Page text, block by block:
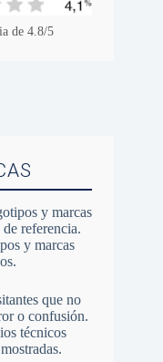
de 4.8/5
y marcas
referencia.
y marcas
que no
o confusión.
técnicos